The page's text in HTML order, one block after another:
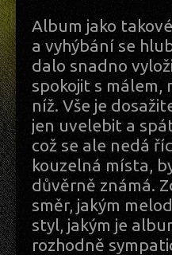
Album jako
a vyhýbání se
dalo snadno
spokojit s málem,
níž. Vše je
jen uvelebit a
což se ale nedá
kouzelná místa,
důvěrně známá.
směr, jakým
styl, jakým je
rozhodně